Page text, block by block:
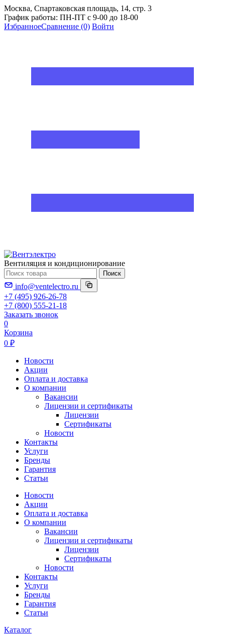
Москва, Спартаковская площадь, 14, стр. 3
График работы: ПН-ПТ с 9-00 до 18-00
ИзбранноеСравнение (0) Войти
Вентиляция и кондиционирование
Поиск
info@ventelectro.ru
+7 (495) 926-26-78
+7 (800) 555-21-18
Заказать звонок
0
Корзина
0 ₽
Новости
Акции
Оплата и доставка
О компании
Вакансии
Лицензии и сертификаты
Лицензии
Сертификаты
Новости
Контакты
Услуги
Бренды
Гарантия
Статьи
Новости
Акции
Оплата и доставка
О компании
Вакансии
Лицензии и сертификаты
Лицензии
Сертификаты
Новости
Контакты
Услуги
Бренды
Гарантия
Статьи
Каталог